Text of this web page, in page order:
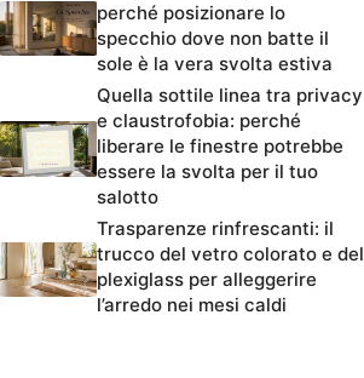
perché posizionare lo
specchio dove non batte il
sole è la vera svolta estiva
Quella sottile linea tra privacy
e claustrofobia: perché
liberare le finestre potrebbe
essere la svolta per il tuo
salotto
Trasparenze rinfrescanti: il
trucco del vetro colorato e del
plexiglass per alleggerire
l’arredo nei mesi caldi